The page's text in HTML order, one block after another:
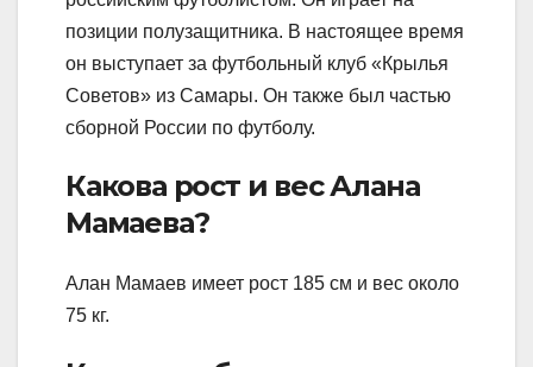
позиции полузащитника. В настоящее время
он выступает за футбольный клуб «Крылья
Советов» из Самары. Он также был частью
сборной России по футболу.
Какова рост и вес Алана
Мамаева?
Алан Мамаев имеет рост 185 см и вес около
75 кг.